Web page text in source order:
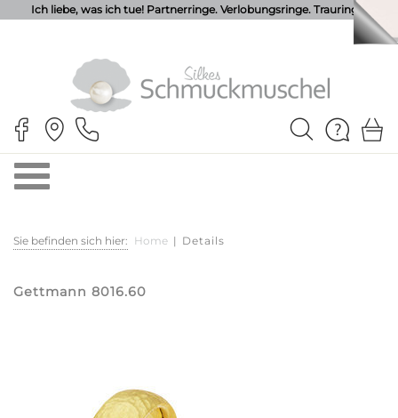
Ich liebe, was ich tue! Partnerringe. Verlobungsringe. Trauringe.
Sie befinden sich hier: Home | Details
Gettmann 8016.60